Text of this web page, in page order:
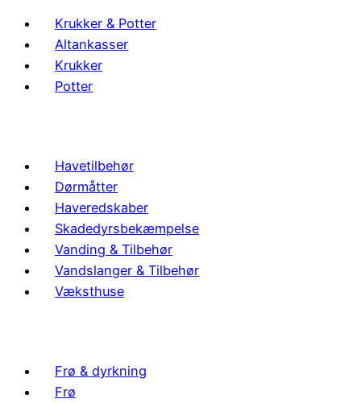
Krukker & Potter
Altankasser
Krukker
Potter
Havetilbehør
Dørmåtter
Haveredskaber
Skadedyrsbekæmpelse
Vanding & Tilbehør
Vandslanger & Tilbehør
Væksthuse
Frø & dyrkning
Frø